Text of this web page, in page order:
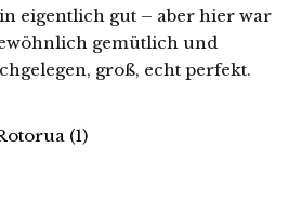
eigentlich gut – aber hier war
gemütlich und
groß, echt perfekt.